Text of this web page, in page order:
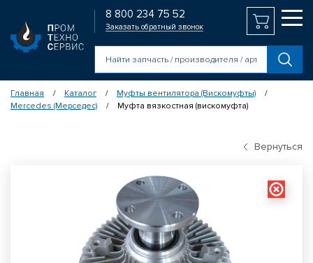
8 800 234 75 52
Заказать обратный звонок
Главная / Каталог / Муфты вентилятора (Вискомуфты)
/
Mercedes (Мерседес)
/ Муфта вязкостная (вискомуфта)
Вернуться